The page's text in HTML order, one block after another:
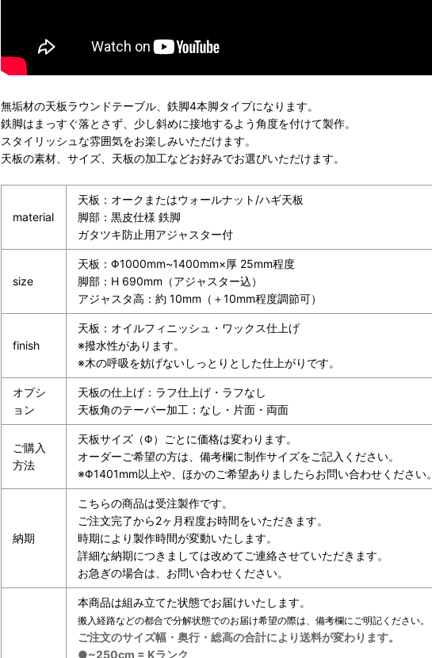
無垢材の天板ラウンドテーブル、鉄脚4本脚タイプになります。
鉄脚はまっすぐ落とさず、少し斜めに接地するよう角度を付けて製作。
スタイリッシュな雰囲気をお楽しみいただけます。
天板の素材、サイズ、天板の加工などお好みでお選びいただけます。
material
天板：オークまたはウォールナット/ハギ天板
脚部：黒皮仕様 鉄脚
ガタツキ防止用アジャスター付
size
天板：Φ1000mm~1400mm×厚 25mm程度
脚部：H 690mm（アジャスター込）
アジャスタ高：約 10mm（＋10mm程度調節可）
finish
天板：オイルフィニッシュ・ワックス仕上げ
※撥水性があります。
※木の呼吸を妨げないしっとりとした仕上がりです。
オプシ
ョン
天板の仕上げ：ラフ仕上げ・ラフなし
天板角のテーパー加工：なし・片面・両面
ご購入
方法
天板サイズ（Φ）ごとに価格は変わります。
オーダーご希望の方は、備考欄に制作サイズをご記入ください。
※Φ1401mm以上や、ほかのご希望ありましたらお問い合わせください。
納期
こちらの商品は受注製作です。
ご注文完了から2ヶ月程度お時間をいただきます。
時期により製作時間が変動いたします。
詳細な納期につきましては改めてご連絡させていただきます。
お急ぎの場合は、お問い合わせください。
本商品は組み立てた状態でお届けいたします。
搬入経路などの都合で分解状態でのお届け希望の際は、備考欄にご明記ください。
ご注文のサイズ幅・奥行・総高の合計により送料が変わります。
●~250cm = Kランク